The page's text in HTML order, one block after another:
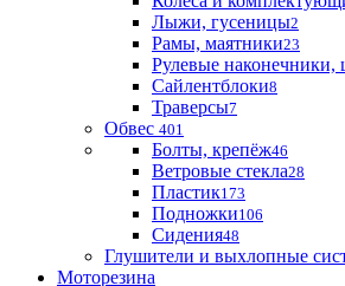
Лыжи, гусеницы2
Рамы, маятники23
Рулевые
Сайлентблоки8
Траверсы7
Обвес 401
Болты, крепёж46
Ветровые стекла28
Пластик173
Подножки106
Сидения48
Глушители и выхлопные
Моторезина